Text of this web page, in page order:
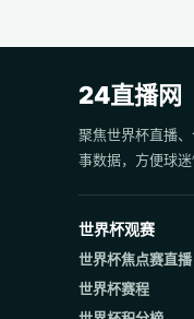
24直播网
聚焦世界杯直播
事数据，方便球迷
世界杯观赛
世界杯焦点赛直播
世界杯赛程